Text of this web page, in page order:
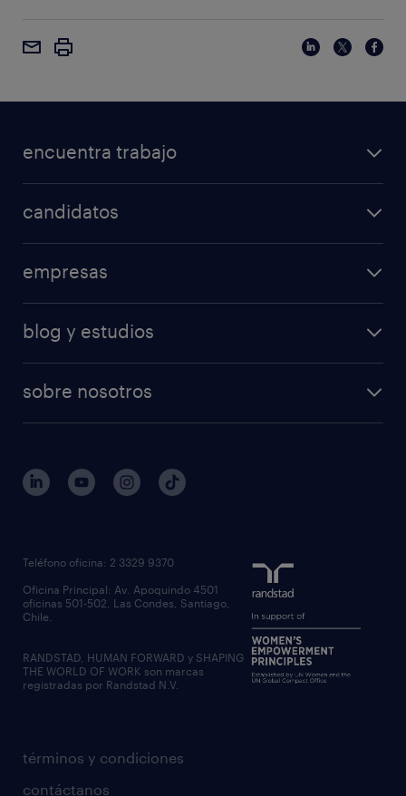
encuentra trabajo
candidatos
empresas
blog y estudios
sobre nosotros
términos y condiciones
contáctanos
Teléfono oficina: 2 3329 9370
Oficina Principal: Av. Apoquindo 4501
oficinas 501-502, Las Condes, Santiago,
Chile.
RANDSTAD, HUMAN FORWARD y SHAPING
THE WORLD OF WORK son marcas
registradas por Randstad N.V.